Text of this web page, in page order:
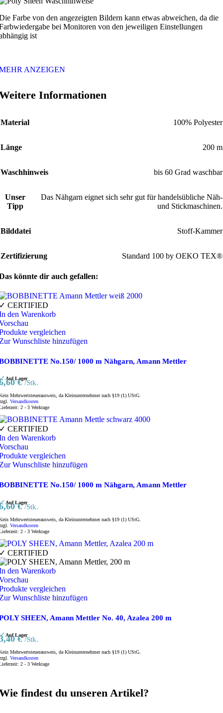
Farbe von den angezeigten Bildern kann etwas abweichen, da die
bei Monitoren von den jeweiligen Einstellungen
ist
ANZEIGEN
Informationen
Material 100% Polyester
Länge 200 m
Waschhinweis bis 60 Grad waschbar
Unser
Tipp
Das Nähgarn eignet sich sehr gut für handelsübliche Näh-
und Stickmaschinen.
Bilddatei Stoff-Kammer
Zertifizierung Standard 100 by OEKO TEX®
könnte dir auch gefallen:
CERTIFIED
den Warenkorb
vergleichen
Wunschliste hinzufügen
No.150/ 1000 m Nähgarn, Amann Mettler
Auf Lager
€ /Stk.
Mehrwertsteuerausweis, da Kleinunternehmer nach §19 (1) UStG.
Versandkosten
2 - 3 Werktage
CERTIFIED
den Warenkorb
vergleichen
Wunschliste hinzufügen
No.150/ 1000 m Nähgarn, Amann Mettler
Auf Lager
€ /Stk.
Mehrwertsteuerausweis, da Kleinunternehmer nach §19 (1) UStG.
Versandkosten
2 - 3 Werktage
CERTIFIED
den Warenkorb
vergleichen
Wunschliste hinzufügen
SHEEN, Amann Mettler No. 40, Azalea 200 m
Auf Lager
€ /Stk.
Mehrwertsteuerausweis, da Kleinunternehmer nach §19 (1) UStG.
Versandkosten
2 - 3 Werktage
findest du unseren Artikel?